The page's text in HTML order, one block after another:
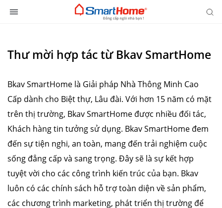
Thư mời hợp tác từ Bkav SmartHome
Bkav SmartHome là Giải pháp Nhà Thông Minh Cao
Cấp dành cho Biệt thự, Lâu đài. Với hơn 15 năm có mặt
trên thị trường, Bkav SmartHome được nhiều đối tác,
Khách hàng tin tưởng sử dụng. Bkav SmartHome đem
đến sự tiện nghi, an toàn, mang đến trải nghiệm cuộc
sống đẳng cấp và sang trọng. Đây sẽ là sự kết hợp
tuyệt vời cho các công trình kiến trúc của bạn. Bkav
luôn có các chính sách hỗ trợ toàn diện về sản phẩm,
các chương trình marketing, phát triển thị trường để